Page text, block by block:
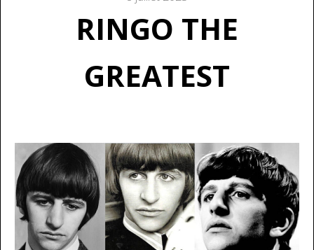
RINGO THE
GREATEST